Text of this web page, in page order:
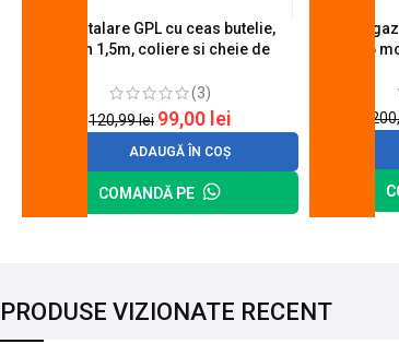
Kit instalare GPL cu ceas butelie,
furtun 1,5m, coliere si cheie de
(3)
120,99lei 99,00 lei
ADAUGĂ ÎN COȘ
COMANDĂ PE
Arzator
0.6
PRODUSE VIZIONATE RECENT